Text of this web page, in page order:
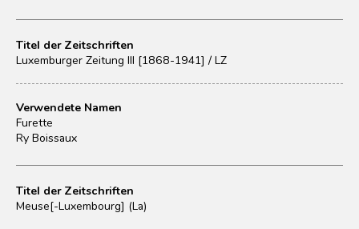
Titel der Zeitschriften
Luxemburger Zeitung III [1868-1941] / LZ
Verwendete Namen
Furette
Ry Boissaux
Titel der Zeitschriften
Meuse[-Luxembourg] (La)